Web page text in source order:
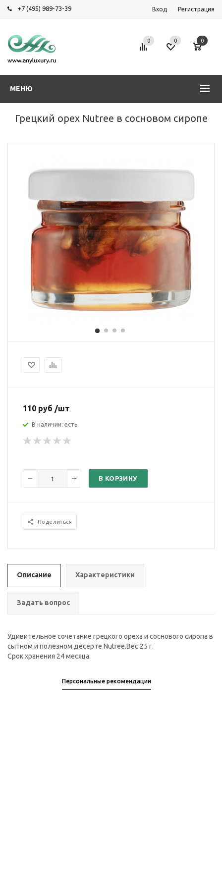
+7 (495) 989-73-39 Вход Регистрация
МЕНЮ
0 0 0
Грецкий орех Nutree в сосновом сиропе
110 руб /шт
В наличии: есть
В КОРЗИНУ
Поделиться
Описание Характеристики
Задать вопрос
Удивительное сочетание грецкого ореха и соснового сиропа в
сытном и полезном десерте Nutree.Вес 25 г.
Срок хранения 24 месяца.
Персональные рекомендации